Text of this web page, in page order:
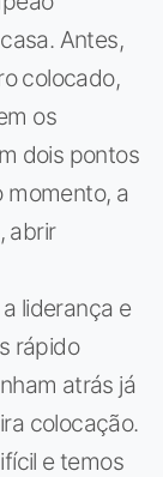
Antes,
colocado,
os
dois pontos
momento, a
abrir
liderança e
rápido
atrás já
colocação.
e temos